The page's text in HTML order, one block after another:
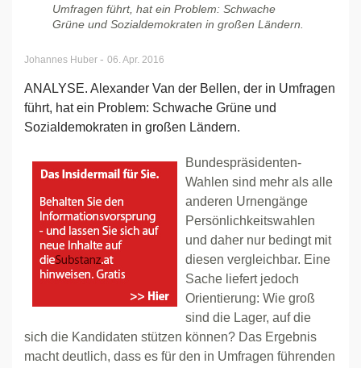
Umfragen führt, hat ein Problem: Schwache
Grüne und Sozialdemokraten in großen Ländern.
Johannes Huber - 06. Apr. 2016
ANALYSE. Alexander Van der Bellen, der in Umfragen
führt, hat ein Problem: Schwache Grüne und
Sozialdemokraten in großen Ländern.
Bundespräsidenten-
Wahlen sind mehr als alle
anderen Urnengänge
Persönlichkeitswahlen
und daher nur bedingt mit
diesen vergleichbar. Eine
Sache liefert jedoch
Orientierung: Wie groß
sind die Lager, auf die
sich die Kandidaten stützen können? Das Ergebnis
macht deutlich, dass es für den in Umfragen führenden